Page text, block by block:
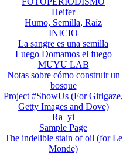
Heifer
Humo, Semilla, Raíz
INICIO
La sangre es una semilla
Luego Domamos el fuego
MUYU LAB
Notas sobre cómo construir un
bosque
Project #ShowUs (For Girlgaze,
Getty Images and Dove)
Ra_yi
Sample Page
The indelible stain of oil (for Le
Monde)